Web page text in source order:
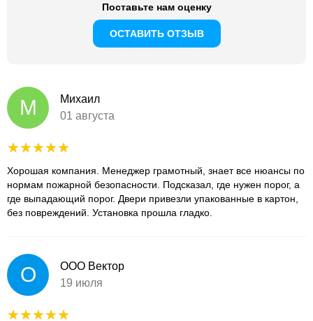
Поставьте нам оценку
ОСТАВИТЬ ОТЗЫВ
М
Михаил
01 августа
Хорошая компания. Менеджер грамотный, знает все нюансы по
нормам пожарной безопасности. Подсказал, где нужен порог, а
где выпадающий порог. Двери привезли упакованные в картон,
без повреждений. Установка прошла гладко.
О
ООО Вектор
19 июля